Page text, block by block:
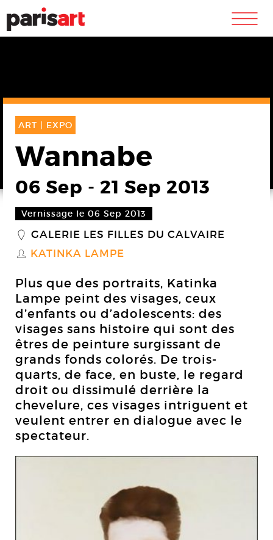
m
ART | EXPO
Wannabe
06 Sep - 21 Sep 2013
Vernissage le 06 Sep 2013
_ GALERIE LES FILLES DU CALVAIRE
S KATINKA LAMPE
Plus que des portraits, Katinka
Lampe peint des visages, ceux
d’enfants ou d’adolescents: des
visages sans histoire qui sont des
êtres de peinture surgissant de
grands fonds colorés. De trois-
quarts, de face, en buste, le regard
droit ou dissimulé derrière la
chevelure, ces visages intriguent et
veulent entrer en dialogue avec le
spectateur.